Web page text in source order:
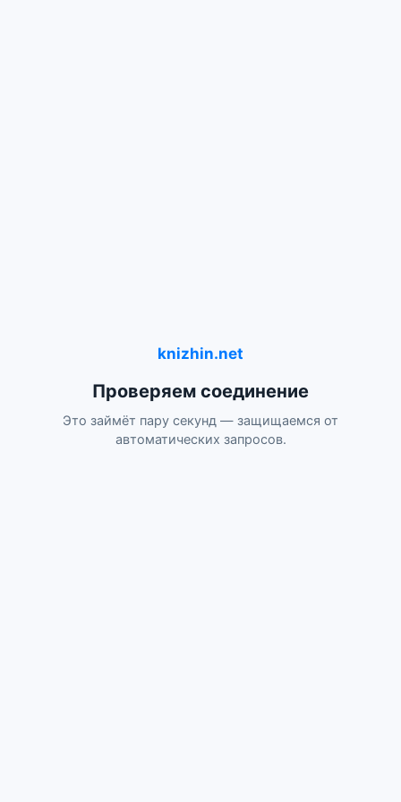
knizhin.net
Проверяем соединение
Это займёт пару секунд — защищаемся от
автоматических запросов.